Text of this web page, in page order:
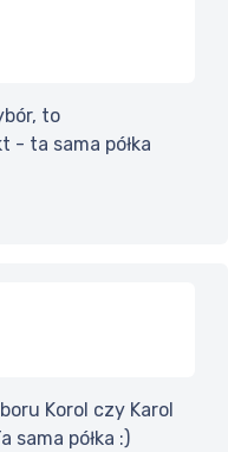
to
- ta sama półka
Korol czy Karol
sama półka :)